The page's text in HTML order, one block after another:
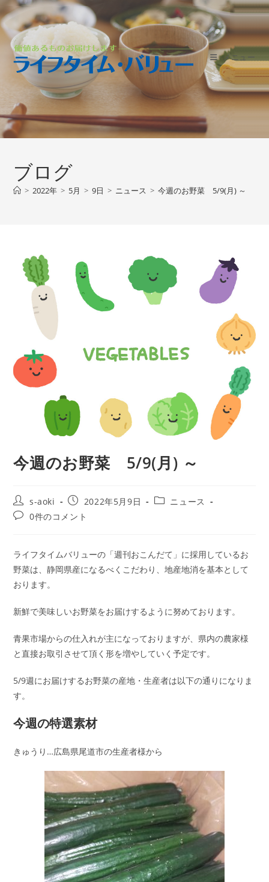
コ
ン
テ
キ
ッ
プ
メニュー
ブログ
> 2022年 > 5月 > 9日 > ニュース > 今週のお野菜 5/9(月) ～
今週のお野菜 5/9(月) ～
投
稿
者:
s-aoki
投
稿
公
2022年5月9日
投
リ
ー:
ニュース
投
メ
ン
ト:
0件のコメント
ライフタイムバリューの「週刊おこんだて」に採用しているお
野菜は、静岡県産になるべくこだわり、地産地消を基本として
おります。
新鮮で美味しいお野菜をお届けするように努めております。
青果市場からの仕入れが主になっておりますが、県内の農家様
と直接お取引させて頂く形を増やしていく予定です。
5/9週にお届けするお野菜の産地・生産者は以下の通りになりま
す。
今週の特選素材
きゅうり…広島県尾道市の生産者様から